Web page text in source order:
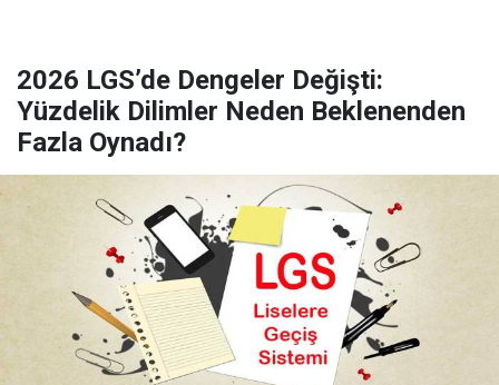
2026 LGS’de Dengeler Değişti:
Yüzdelik Dilimler Neden Beklenenden
Fazla Oynadı?